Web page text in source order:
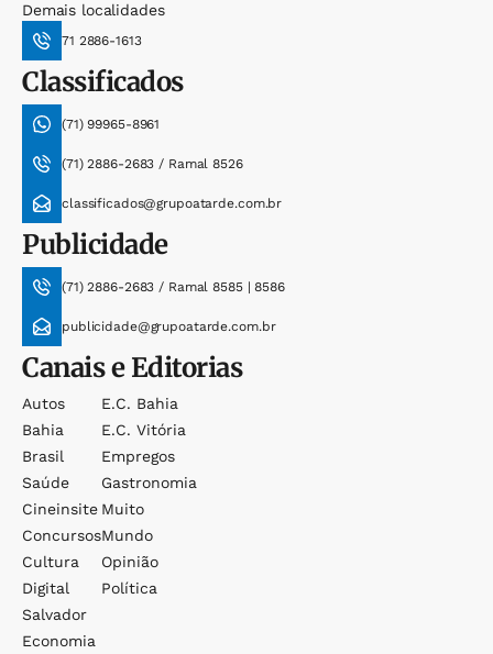
Demais localidades
71 2886-1613
Classificados
(71) 99965-8961
(71) 2886-2683 / Ramal 8526
classificados@grupoatarde.com.br
Publicidade
(71) 2886-2683 / Ramal 8585 | 8586
publicidade@grupoatarde.com.br
Canais e Editorias
Autos
Bahia
Brasil
Saúde
Cineinsite
Concursos
Cultura
Digital
Salvador
Economia
E.c. Bahia
E.c. Vitória
Empregos
Gastronomia
Muito
Mundo
Opinião
Política